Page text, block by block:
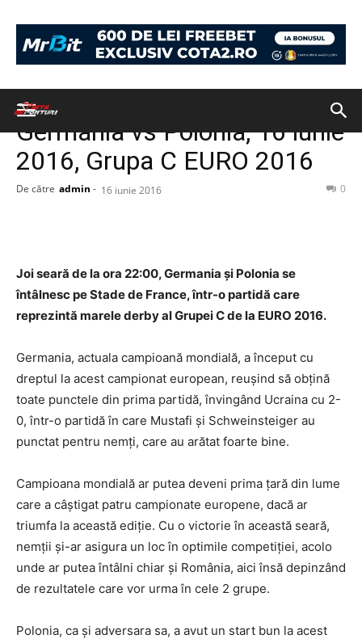
Fără categorie
Germania vs Polonia, 16 iunie
2016, Grupa C EURO 2016
De către admin - 16 iunie 2016 0
Joi seară de la ora 22:00, Germania și Polonia se
întâlnesc pe Stade de France, într-o partidă care
reprezintă marele derby al Grupei C de la EURO 2016.
Germania, actuala campioană mondială, a început cu
dreptul la acest campionat european, reușind să obțină
toate punctele din prima partidă, învingând Ucraina cu 2-
0, într-o partidă în care Mustafi și Schweinsteiger au
punctat pentru nemți, care au arătat foarte bine.
Campioana mondială ar putea deveni prima țară din lume
care a câștigat patru campionate europene, dacă ar
triumfa la această ediție. Cu o victorie în această seară,
nemții și-ar asigura un loc în optimile competiției, acolo
unde ar putea întâlni chiar și România, aici însă depinzând
de rezultatele care vor urma în cele 2 grupe.
Polonia, ca și adversara sa, a avut un start bun la acest